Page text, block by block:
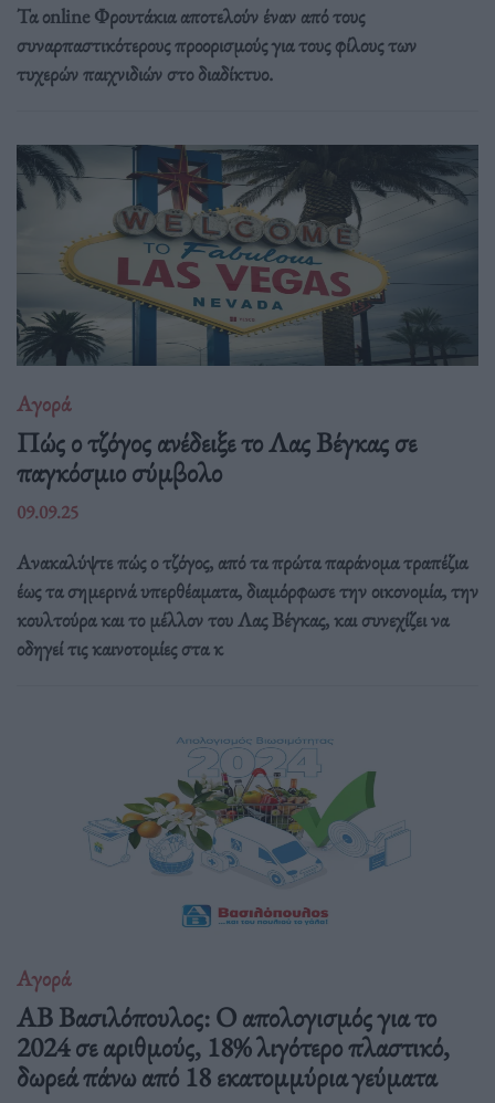
Τα οnline Φρουτάκια αποτελούν έναν από τους
συναρπαστικότερους προορισμούς για τους φίλους των
τυχερών παιχνιδιών στο διαδίκτυο.
Αγορά
Πώς ο τζόγος ανέδειξε το Λας Βέγκας σε
παγκόσμιο σύμβολο
09.09.25
Ανακαλύψτε πώς ο τζόγος, από τα πρώτα παράνομα τραπέζια
έως τα σημερινά υπερθέαματα, διαμόρφωσε την οικονομία, την
κουλτούρα και το μέλλον του Λας Βέγκας, και συνεχίζει να
οδηγεί τις καινοτομίες στα κ
Αγορά
ΑΒ Βασιλόπουλος: Ο απολογισμός για το
2024 σε αριθμούς, 18% λιγότερο πλαστικό,
δωρεά πάνω από 18 εκατομμύρια γεύματα